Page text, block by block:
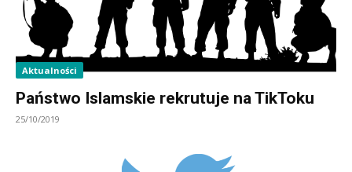
Aktualności
Państwo Islamskie rekrutuje na TikToku
25/10/2019